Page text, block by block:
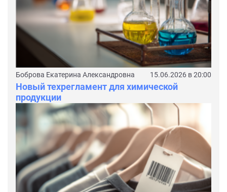
Боброва Екатерина Александровна 15.06.2026 в 20:00
Новый техрегламент для химической
продукции